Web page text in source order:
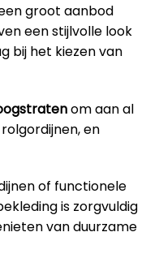
groot aanbod
een stijlvolle look
bij het kiezen van
om aan al
en
of functionele
is zorgvuldig
van duurzame